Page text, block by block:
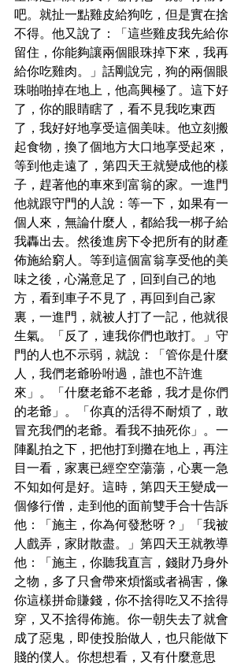
吧。就扯一點雞皮給狗吃，但是實在捨
不得。他又說了：「這些雞皮我先給你
留住，你能夠讓兩個眼珠掉下來，我再
給你吃雞肉。」話剛說完，狗的兩個眼
珠啪啪掉在地上，他高興極了。這下好
了，你的眼睛瞎了，看不見我吃東西
了，我好好地享受這個美味。他立刻搬
起食物，換了個地方大口地享受起來，
等到他走遠了，第四天王就變成他的樣
子，趕著他的車來到富翁的家。一進門
他就跟守門的人說：等一下，如果有一
個人來，無論什麼人，都給我一梆子給
我轟出去。然後進房下令把所有的財產
佈施給窮人。等到這個富翁享受他的美
味之後，心滿意足了，回到自己的地
方，看到車子不見了，再回到自己家
裏，一進門，就被人打了一記，他就很
生氣。「反了，連我你們也敢打。」守
門的人也不示弱，就說：「管你是什麼
人，我們老爺吩咐過，誰也不許進
來」。「什麼老爺不老爺，我才是你們
的老爺」。「你真的活得不耐煩了，敢
冒充我們的老爺。看我不抽死你」。一
陣亂拍之下，把他打到攤在地上，再注
目一看，家裏已經空空蕩蕩，心裏一急
不知如何是好。這時，第四天王變成一
個修行僧，走到他的面前雙手合十告訴
他：「施主，你為何發愁呀？」「我被
人戲弄，家財散盡。」第四天王就教導
他：「施主，你聽我直言，錢財乃身外
之物，多了只會帶來煩惱或者禍害，像
你這樣拼命賺錢，你不捨得吃又不捨得
穿，又不捨得佈施。你一朝失去了就會
成了惡鬼，即使投胎做人，也只能做下
賤的僕人。你想想看，又有什麼意思